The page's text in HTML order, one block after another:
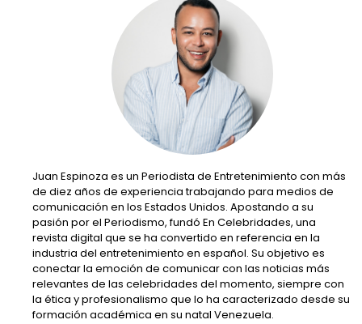
Juan Espinoza es un Periodista de Entretenimiento con más
de diez años de experiencia trabajando para medios de
comunicación en los Estados Unidos. Apostando a su
pasión por el Periodismo, fundó En Celebridades, una
revista digital que se ha convertido en referencia en la
industria del entretenimiento en español. Su objetivo es
conectar la emoción de comunicar con las noticias más
relevantes de las celebridades del momento, siempre con
la ética y profesionalismo que lo ha caracterizado desde su
formación académica en su natal Venezuela.